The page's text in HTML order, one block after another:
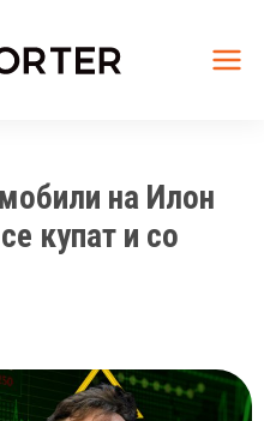
на Илон
купат и со